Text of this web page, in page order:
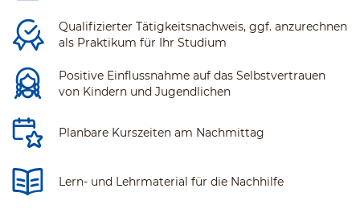
Qualifizierter Tätigkeitsnachweis, ggf. anzurechnen
als Praktikum für Ihr Studium
Positive Einflussnahme auf das Selbstvertrauen
von Kindern und Jugendlichen
Planbare Kurszeiten am Nachmittag
Lern- und Lehrmaterial für die Nachhilfe